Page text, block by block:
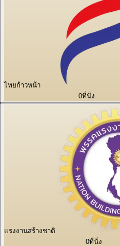
ไทยก้าวหน้า
0ที่นั่ง
แรงงานสร้างชาติ
0ที่นั่ง